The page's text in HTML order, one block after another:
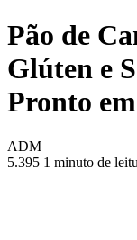
Pão de
Glúten e
Pronto
ADM
5.395 1 minuto de